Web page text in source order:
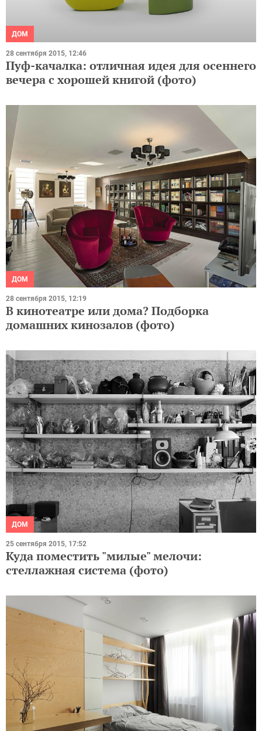
ДОМ
28 сентября 2015, 12:46
Пуф-качалка: отличная идея для осеннего
вечера с хорошей книгой (фото)
ДОМ
28 сентября 2015, 12:19
В кинотеатре или дома? Подборка
домашних кинозалов (фото)
ДОМ
25 сентября 2015, 17:52
Куда поместить "милые" мелочи:
стеллажная система (фото)